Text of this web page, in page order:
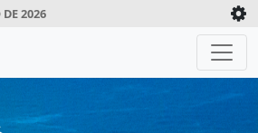
DE 2026